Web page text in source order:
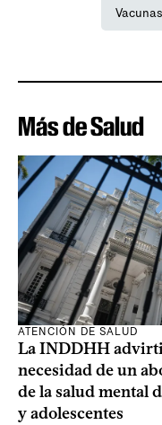
Más de Salud
ATENCIÓN DE SALUD
La INDDHH
necesidad de un
de la salud mental
y adolescentes